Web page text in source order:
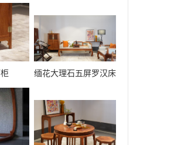
缅花大理石五屏罗汉床